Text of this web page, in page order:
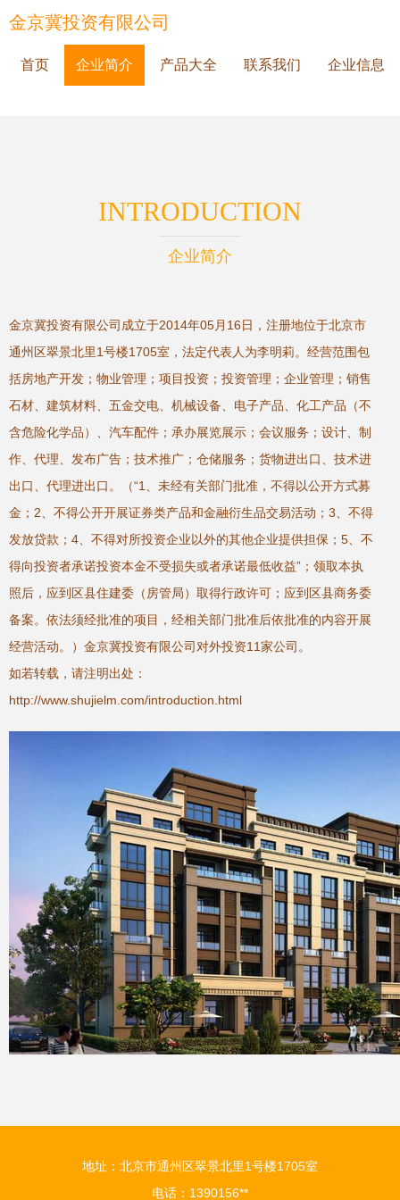
金京冀投资有限公司
首页 企业简介 产品大全 联系我们 企业信息
INTRODUCTION
企业简介
金京冀投资有限公司成立于2014年05月16日，注册地位于北京市
通州区翠景北里1号楼1705室，法定代表人为李明莉。经营范围包
括房地产开发；物业管理；项目投资；投资管理；企业管理；销售
石材、建筑材料、五金交电、机械设备、电子产品、化工产品（不
含危险化学品）、汽车配件；承办展览展示；会议服务；设计、制
作、代理、发布广告；技术推广；仓储服务；货物进出口、技术进
出口、代理进出口。（“1、未经有关部门批准，不得以公开方式募
金；2、不得公开开展证券类产品和金融衍生品交易活动；3、不得
发放贷款；4、不得对所投资企业以外的其他企业提供担保；5、不
得向投资者承诺投资本金不受损失或者承诺最低收益”；领取本执
照后，应到区县住建委（房管局）取得行政许可；应到区县商务委
备案。依法须经批准的项目，经相关部门批准后依批准的内容开展
经营活动。）金京冀投资有限公司对外投资11家公司。
如若转载，请注明出处：
http://www.shujielm.com/introduction.html
地址：北京市通州区翠景北里1号楼1705室
电话：1390156**